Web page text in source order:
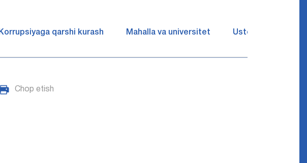
Korrupsiyaga qarshi kurash Mahalla va universitet Ustozlar suhbatin
Chop etish